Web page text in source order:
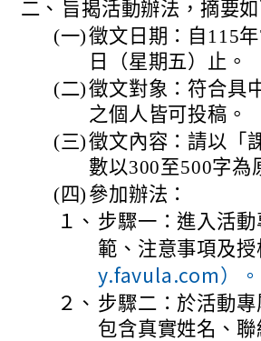
二、 旨揭活動辦法，摘要如
(一)徵文日期：自115
日（星期五）止。
(二)徵文對象：符合具
之個人皆可投稿。
(三)徵文內容：請以「
數以300至500字為
(四) 參加辦法：
１、 步驟一：進入活
範、注意事項及授
y.favula.com）。
２、 步驟二：於活動
包含真實姓名、